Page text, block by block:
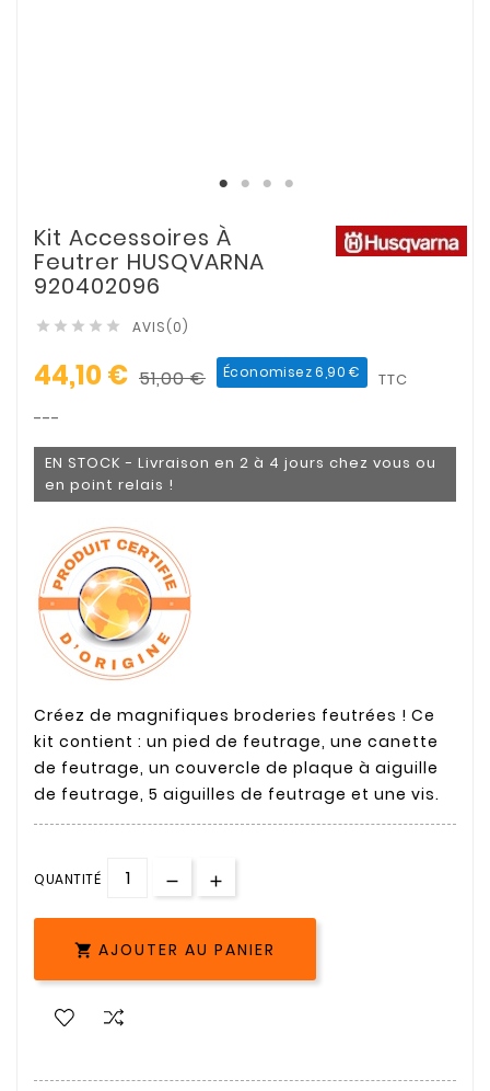
Kit Accessoires À
Feutrer HUSQVARNA
920402096
     AVIS(0)
44,10 € 51,00 € Économisez 6,90 € TTC
---
EN STOCK - Livraison en 2 à 4 jours chez vous ou
en point relais !
Créez de magnifiques broderies feutrées ! Ce
kit contient : un pied de feutrage, une canette
de feutrage, un couvercle de plaque à aiguille
de feutrage, 5 aiguilles de feutrage et une vis.
QUANTITÉ
 AJOUTER AU PANIER